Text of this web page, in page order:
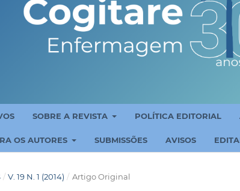
SOBRE A REVISTA POLÍTICA EDITORIAL
OS AUTORES SUBMISSÕES AVISOS
/ V. 19 N. 1 (2014) / Artigo Original